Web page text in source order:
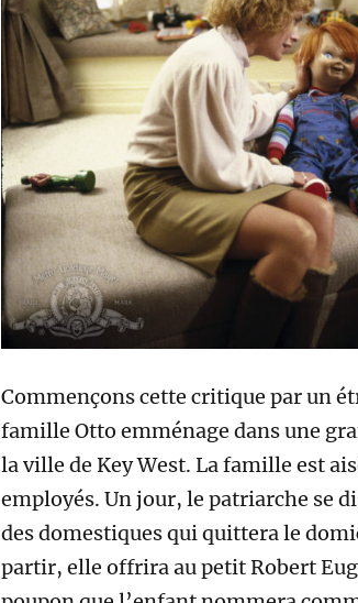
Commençons cette critique par un
famille Otto emménage dans une
la ville de Key West. La famille est
employés. Un jour, le patriarche se
des domestiques qui quittera le
partir, elle offrira au petit Robert